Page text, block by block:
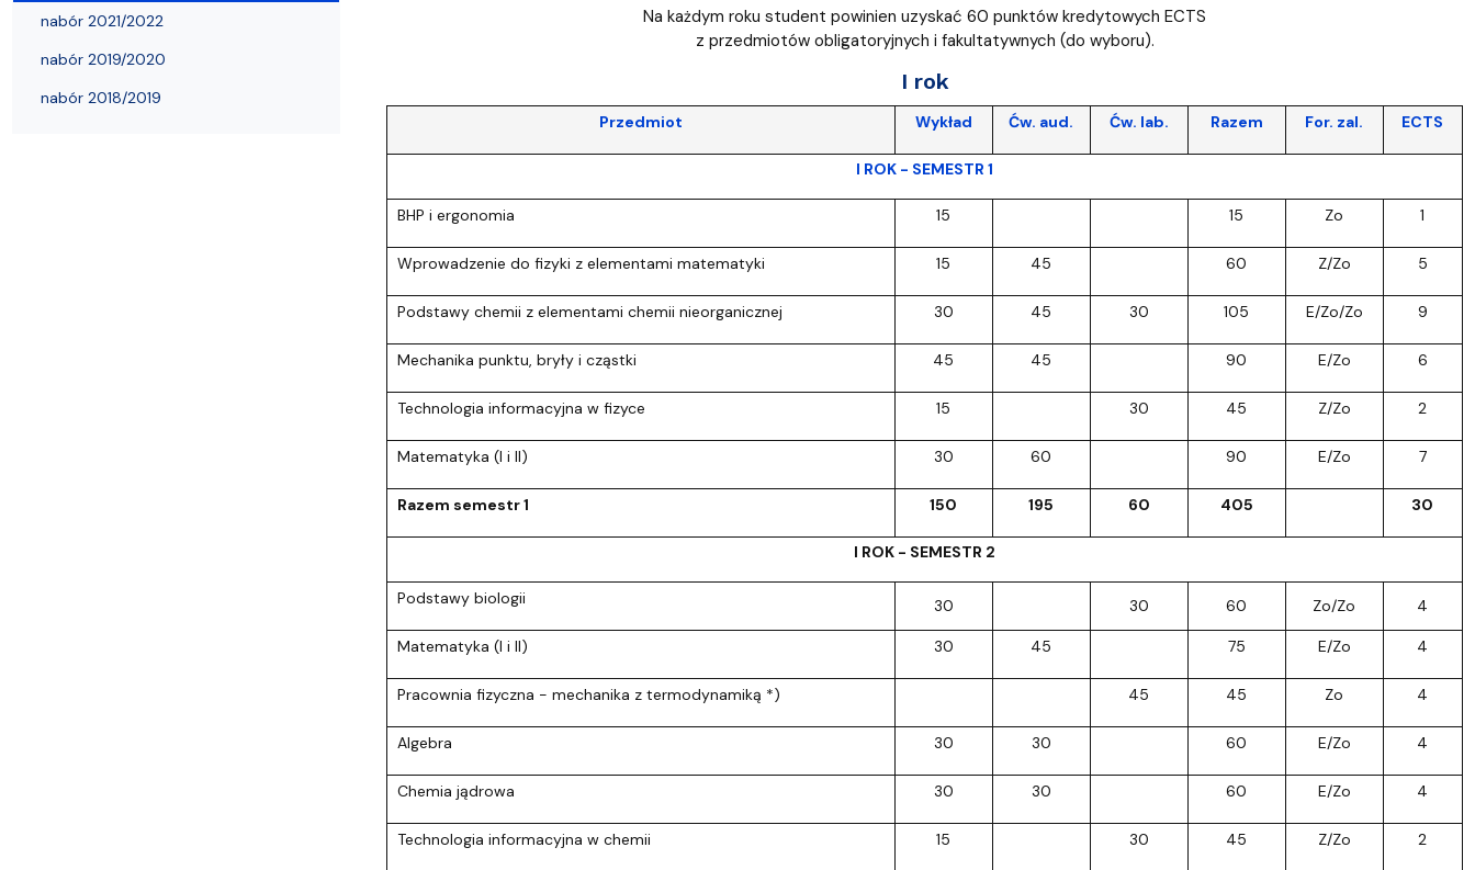
Na każdym roku student powinien uzyskać 60 punktów kredytowych ECTS
z przedmiotów obligatoryjnych i fakultatywnych (do wyboru).
I rok
Przedmiot Wykład Ćw. aud. Ćw. lab. Razem For. zal. ECTS
I ROK - SEMESTR 1
BHP i ergonomia 15 15 Zo 1
Wprowadzenie do fizyki z elementami matematyki 15 45 60 Z/Zo 5
Podstawy chemii z elementami chemii nieorganicznej 30 45 30 105 E/Zo/Zo 9
Mechanika punktu, bryły i cząstki 45 45 90 E/Zo 6
Technologia informacyjna w fizyce 15 30 45 Z/Zo 2
Matematyka (I i II) 30 60 90 E/Zo 7
Razem semestr 1 150 195 60 405 30
I ROK - SEMESTR 2
Podstawy biologii 30 30 60 Zo/Zo 4
Matematyka (I i II) 30 45 75 E/Zo 4
Pracownia fizyczna - mechanika z termodynamiką *) 45 45 Zo 4
Algebra 30 30 60 E/Zo 4
Chemia jądrowa 30 30 60 E/Zo 4
Technologia informacyjna w chemii 15 30 45 Z/Zo 2
nabór 2021/2022
nabór 2019/2020
nabór 2018/2019